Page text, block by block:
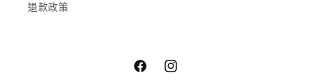
退款政策
FacebookInstagram